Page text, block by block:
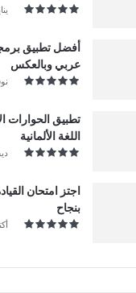
أفضل تطبيق
عربي وبالعكس
تطبيق الحوارات
اللغة الألمانية
اجتز امتحان
بنجاح